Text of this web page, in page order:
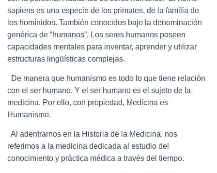
sapiens es una especie de los primates, de la familia de
los homínidos. También conocidos bajo la denominación
genérica de “humanos”. Los seres humanos poseen
capacidades mentales para inventar, aprender y utilizar
estructuras lingüísticas complejas.
De manera que humanismo es todo lo que tiene relación
con el ser humano. Y el ser humano es el sujeto de la
medicina. Por ello, con propiedad, Medicina es
Humanismo.
Al adentrarnos en la Historia de la Medicina, nos
referimos a la medicina dedicada al estudio del
conocimiento y práctica médica a través del tiempo.